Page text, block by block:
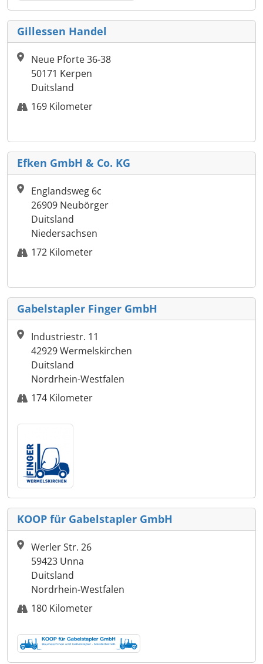
Gillessen Handel
Neue Pforte 36-38
50171 Kerpen
Duitsland
169 Kilometer
Efken GmbH & Co. KG
Englandsweg 6c
26909 Neubörger
Duitsland
Niedersachsen
172 Kilometer
Gabelstapler Finger GmbH
Industriestr. 11
42929 Wermelskirchen
Duitsland
Nordrhein-Westfalen
174 Kilometer
KOOP für Gabelstapler GmbH
Werler Str. 26
59423 Unna
Duitsland
Nordrhein-Westfalen
180 Kilometer